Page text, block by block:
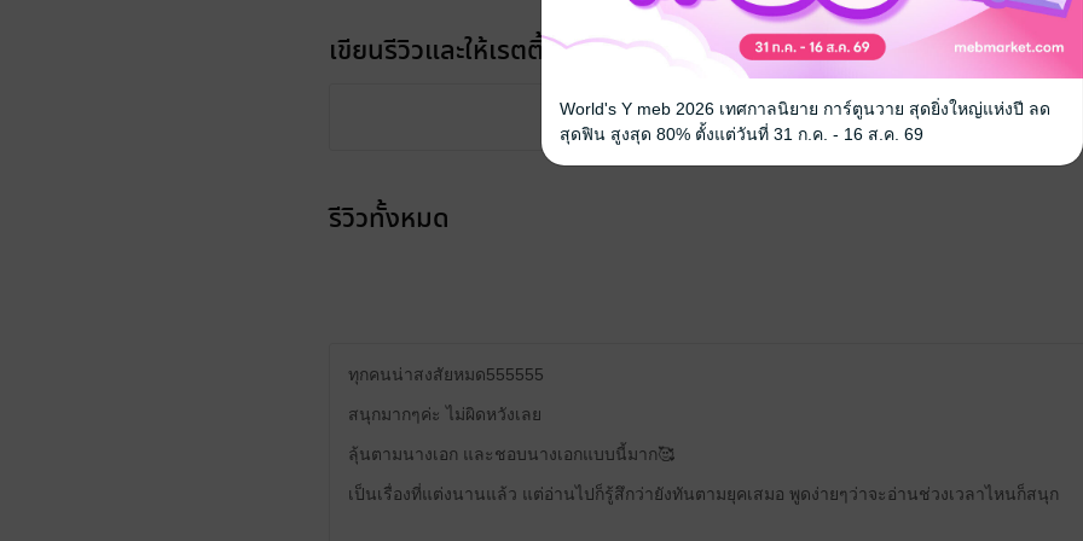
เขียนรีวิวและให้เรตติ้ง
คุณสามารถ เข้าสู่ระบบเพื่อแสดงความคิดเห็นได้จ้า
รีวิวทั้งหมด
ทุกคนน่าสงสัยหมด555555
สนุกมากๆค่ะ ไม่ผิดหวังเลย
ลุ้นตามนางเอก และชอบนางเอกแบบนี้มาก🥰
เป็นเรื่องที่แต่งนานแล้ว แต่อ่านไปก็รู้สึกว่ายังทันตามยุคเสมอ พูดง่ายๆว่าจะอ่านช่วงเวลาไหนก็สนุก
World's Y meb 2026 เทศกาลนิยาย การ์ตูนวาย สุดยิ่งใหญ่แห่งปี ลด
สุดฟิน สูงสุด 80% ตั้งแต่วันที่ 31 ก.ค. - 16 ส.ค. 69